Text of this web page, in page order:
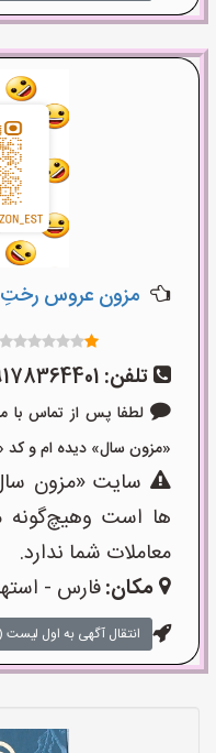
مزون عروس
تلفن:
لطفا پس از تماس با
«مزون سال» دیده ام و کد «مزون-256» را
سایت «مزون
ها است وهیچ‌گونه
معاملات شما ندارد.
مکان:فارس -
انتقال آگهی به اول لیست